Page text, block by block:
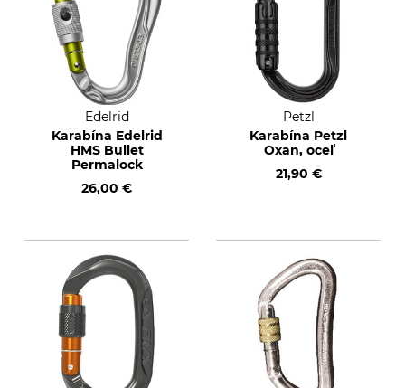
Edelrid
Karabína Edelrid
HMS Bullet
Permalock
26,00 €
Petzl
Karabína Petzl
Oxan, oceľ
21,90 €